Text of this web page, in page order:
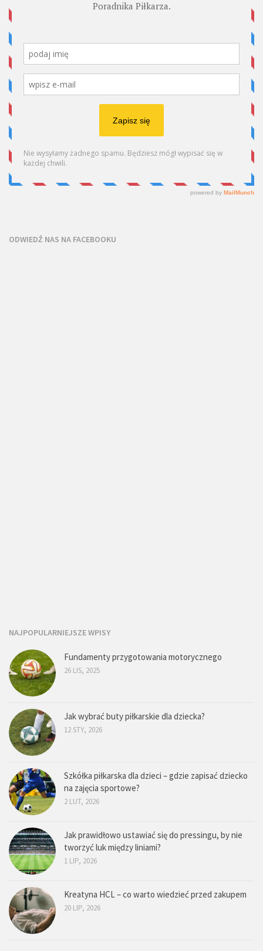
ODWIEDŹ NAS NA FACEBOOKU
NAJPOPULARNIEJSZE WPISY
Fundamenty przygotowania motorycznego
26 LIS, 2025
Jak wybrać buty piłkarskie dla dziecka?
12 STY, 2026
Szkółka piłkarska dla dzieci – gdzie zapisać dziecko
na zajęcia sportowe?
2 LUT, 2026
Jak prawidłowo ustawiać się do pressingu, by nie
tworzyć luk między liniami?
1 LIP, 2026
Kreatyna HCL – co warto wiedzieć przed zakupem
20 LIP, 2026